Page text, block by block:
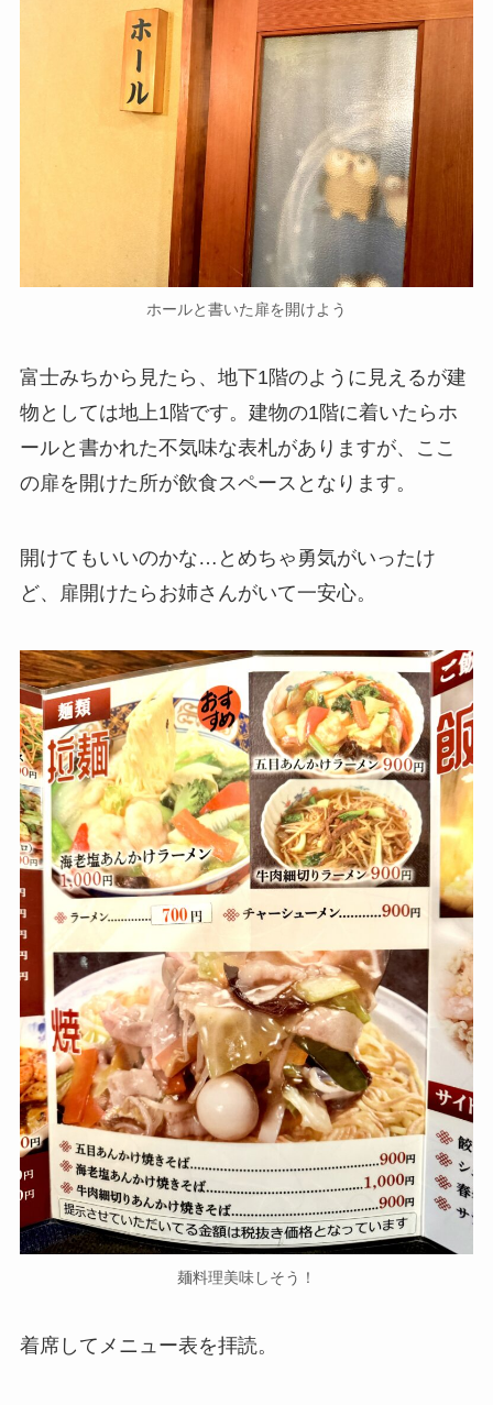
ホールと書いた扉を開けよう
富士みちから見たら、地下1階のように見えるが建
物としては地上1階です。建物の1階に着いたらホ
ールと書かれた不気味な表札がありますが、ここ
の扉を開けた所が飲食スペースとなります。
開けてもいいのかな…とめちゃ勇気がいったけ
ど、扉開けたらお姉さんがいて一安心。
麺料理美味しそう！
着席してメニュー表を拝読。